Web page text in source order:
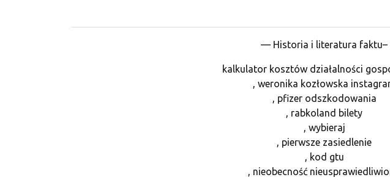
— Historia i literatura faktu–
kalkulator kosztów działalności
, weronika kozłowska
, pfizer odszkodowania
, rabkoland bilety
, wybieraj
, pierwsze zasiedlenie
, kod gtu
, nieobecność